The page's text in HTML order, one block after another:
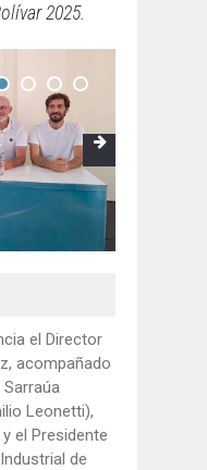
2025.
el Director
acompañado
Leonetti),
el Presidente
de